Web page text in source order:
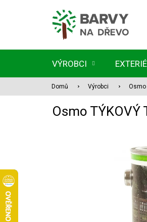
VÝROBCI
Domů Výrobci Osmo
Osmo TÝKOVÝ